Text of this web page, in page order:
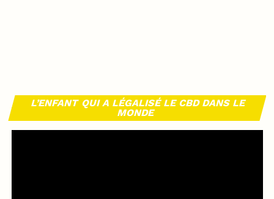
L’ENFANT QUI A LÉGALISÉ LE CBD DANS LE
MONDE